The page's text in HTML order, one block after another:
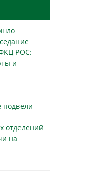
РОС:
и
подвели
отделений
на